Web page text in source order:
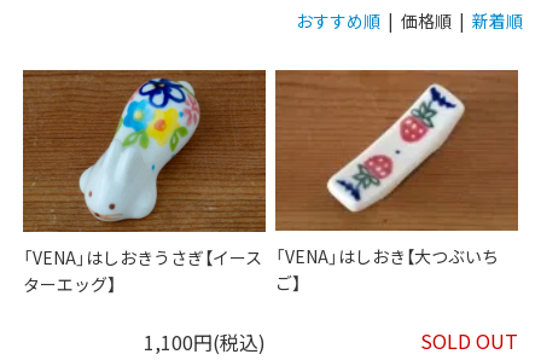
おすすめ順 | 価格順 | 新着順
「VENA」はしおきうさぎ【イース
ターエッグ】
1,100円(税込)
「VENA」はしおき【大つぶいち
ご】
SOLD OUT